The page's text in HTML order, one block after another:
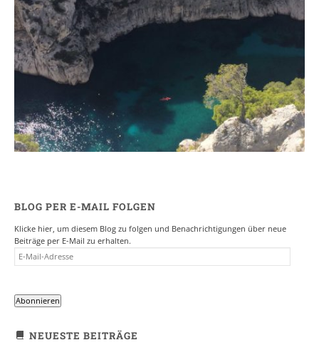
Ein Campervan Roadtrip durch die
BLOG PER E-MAIL FOLGEN
Klicke hier, um diesem Blog zu folgen und Benachrichtigungen über neue
Beiträge per E-Mail zu erhalten.
E-
MAIL-
Abonnieren
NEUESTE BEITRÄGE